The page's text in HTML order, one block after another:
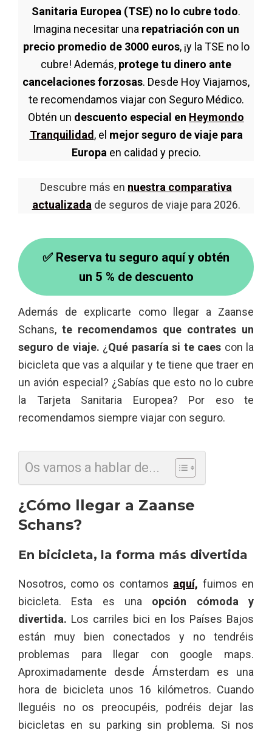
Sanitaria Europea (TSE) no lo cubre todo.
Imagina necesitar una repatriación con un
precio promedio de 3000 euros, ¡y la TSE no lo
cubre! Además, protege tu dinero ante
cancelaciones forzosas. Desde Hoy Viajamos,
te recomendamos viajar con Seguro Médico.
Obtén un descuento especial en Heymondo
Tranquilidad , el mejor seguro de viaje para
Europa en calidad y precio.
Descubre más en nuestra comparativa
actualizada de seguros de viaje para 2026.
✅ Reserva tu seguro aquí y obtén
un 5 % de descuento
Además de explicarte como llegar a Zaanse
Schans, te recomendamos que contrates un
seguro de viaje. ¿Qué pasaría si te caes con la
bicicleta que vas a alquilar y te tiene que traer en
un avión especial? ¿Sabías que esto no lo cubre
la Tarjeta Sanitaria Europea? Por eso te
recomendamos siempre viajar con seguro.
Os vamos a hablar de...
¿Cómo llegar a Zaanse
Schans?
En bicicleta, la forma más divertida
Nosotros, como os contamos aquí, fuimos en
bicicleta. Esta es una opción cómoda y
divertida. Los carriles bici en los Países Bajos
están muy bien conectados y no tendréis
problemas para llegar con google maps.
Aproximadamente desde Ámsterdam es una
hora de bicicleta unos 16 kilómetros. Cuando
lleguéis no os preocupéis, podréis dejar las
bicicletas en su parking sin problema. Si nos